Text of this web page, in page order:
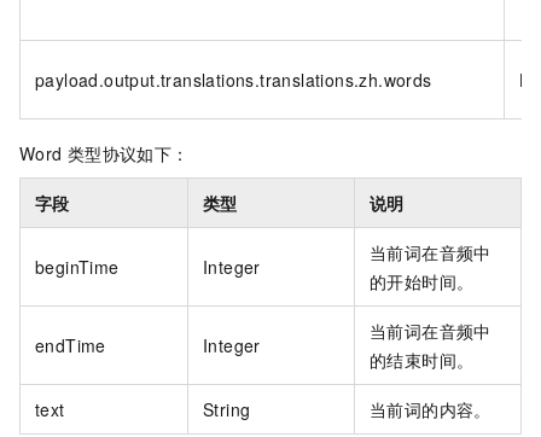
payload.output.translations.translations.zh.words
Word 类型协议如下：
字段 类型 说明
beginTime Integer
当前词在音频中
的开始时间。
endTime Integer
当前词在音频中
的结束时间。
text String 当前词的内容。